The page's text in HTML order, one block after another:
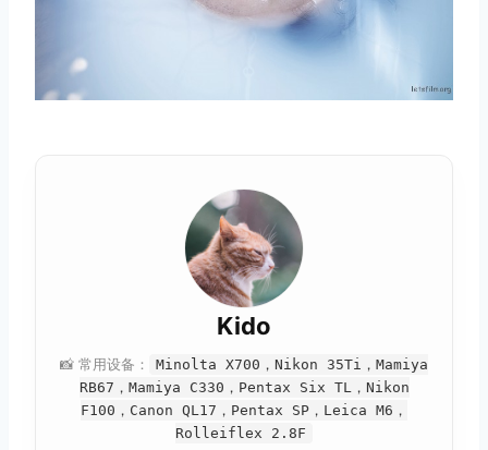
Kido
📸 常用设备：
Minolta X700，Nikon 35Ti，Mamiya
RB67，Mamiya C330，Pentax Six TL，Nikon
F100，Canon QL17，Pentax SP，Leica M6，
Rolleiflex 2.8F